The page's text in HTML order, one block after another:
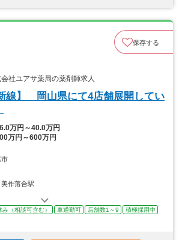
保存する
社ユアサ薬局の薬剤師求人
線】 岡山県にて4店舗展開してい
万円～40.0万円
万円～600万円
市
美作落合駅
み（相談可含む） 車通勤可 店舗数1～9
積極採用中